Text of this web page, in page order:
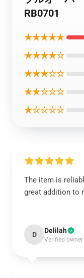
RB0701
★★★★★
★★★★☆
★★★☆☆
★★☆☆☆
★☆☆☆☆
The item is
great addition to
D Delilah
Verified owner